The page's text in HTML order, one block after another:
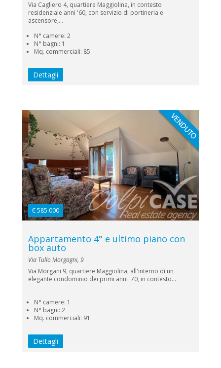
Via Cagliero 4, quartiere Maggiolina, in contesto
residenziale anni '60, con servizio di portineria e
ascensore,...
N° camere: 2
N° bagni: 1
Mq. commerciali: 85
Dettagli
€ 585.000
Appartamento 4° e ultimo piano con
box auto
Via Tullo Morgagni, 9
Via Morgani 9, quartiere Maggiolina, all'interno di un
elegante condominio dei primi anni '70, in contesto...
N° camere: 1
N° bagni: 2
Mq. commerciali: 91
Dettagli